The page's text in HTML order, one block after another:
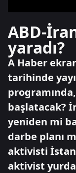
ABD-
yaradı?
A Haber
tarihinde
başlatacak?
yeniden mi
darbe planı
aktivisti
aktivist yurda